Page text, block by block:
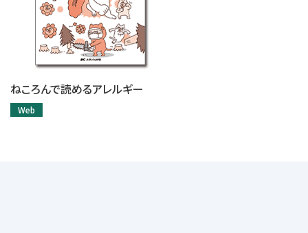
ねころんで読めるアレルギー
Web